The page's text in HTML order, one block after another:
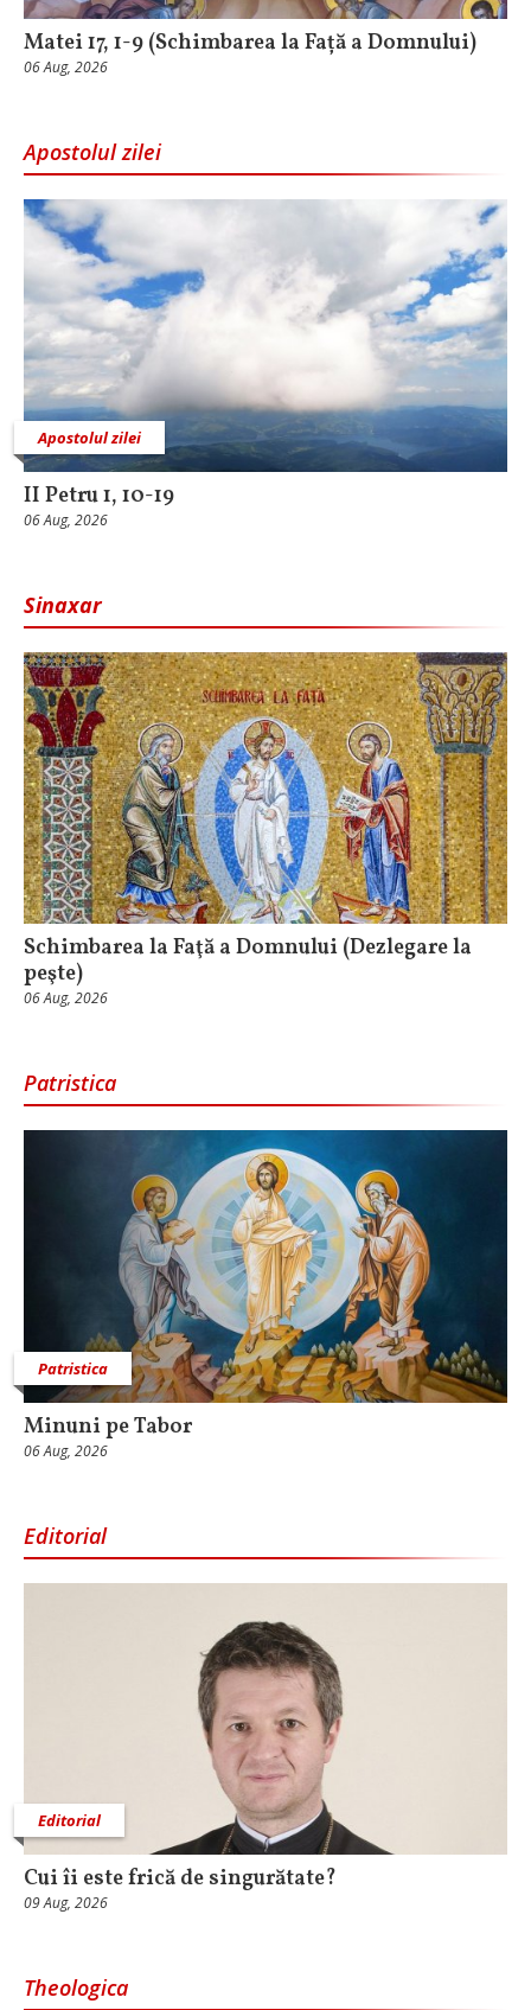
Matei 17, 1-9 (Schimbarea la Față a Domnului)
06 Aug, 2026
Apostolul zilei
Apostolul zilei
II Petru 1, 10-19
06 Aug, 2026
Sinaxar
Schimbarea la Faţă a Domnului (Dezlegare la
peşte)
06 Aug, 2026
Patristica
Patristica
Minuni pe Tabor
06 Aug, 2026
Editorial
Editorial
Cui îi este frică de singurătate?
09 Aug, 2026
Theologica